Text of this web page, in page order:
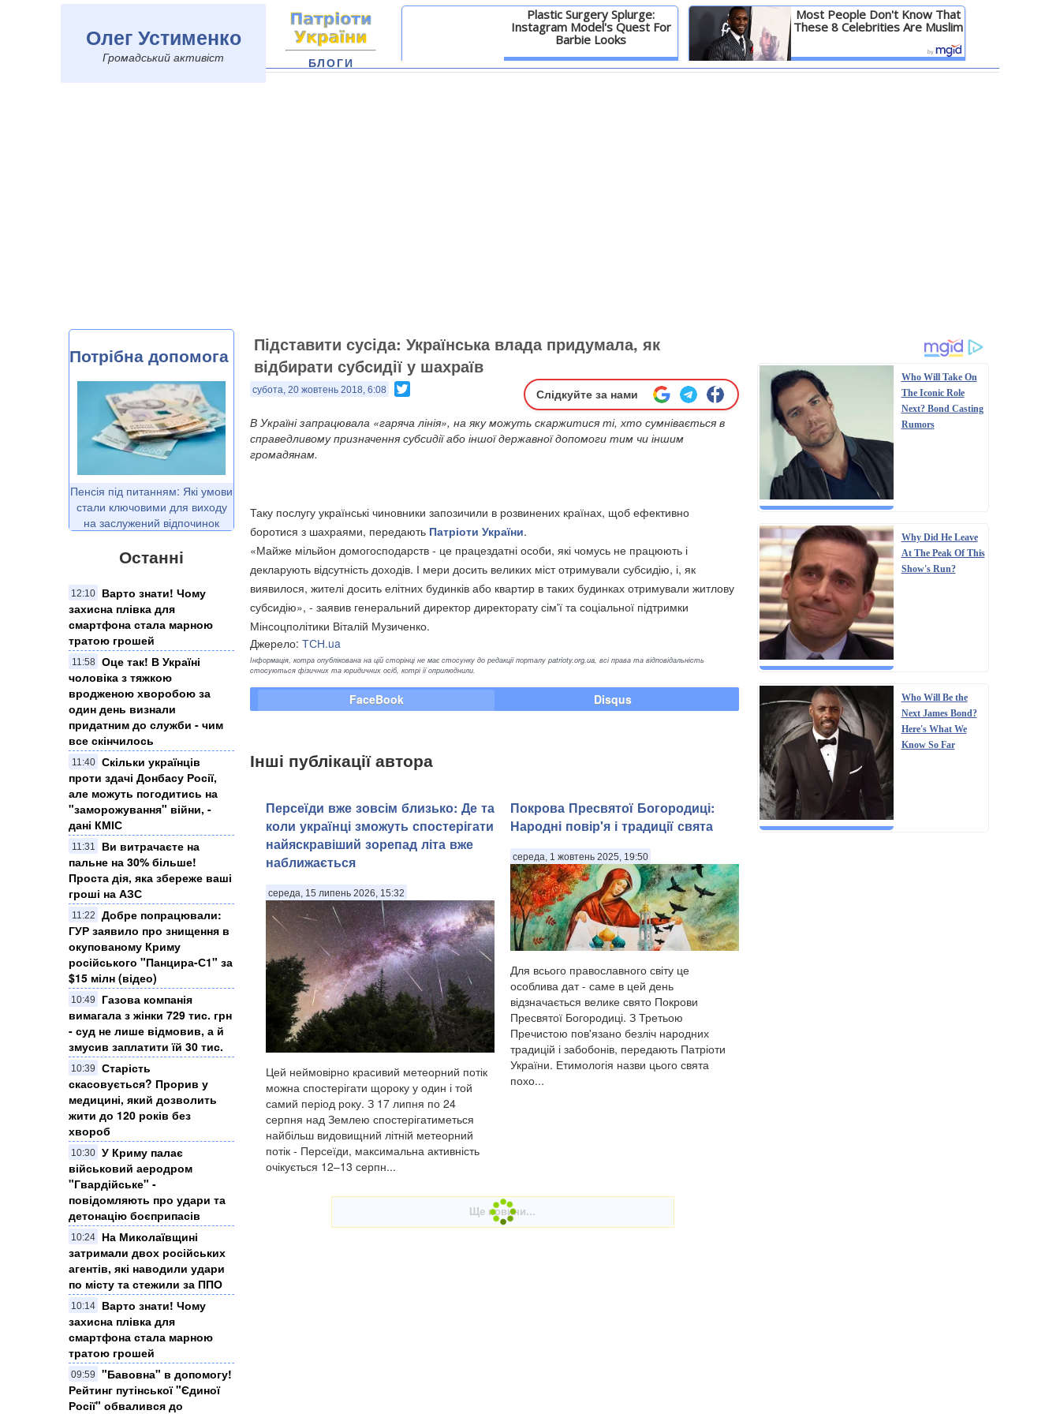
Олег Устименко
Громадський активіст
Plastic Surgery Splurge:
Instagram Model's Quest For
Barbie Looks
Детальніше
Most People Don't Know That
These 8 Celebrities Are Muslim
Детальніше
БЛОГИ
Потрібна допомога
Пенсія під питанням: Які умови
стали ключовими для виходу
на заслужений відпочинок
Останні
12:10
Варто знати! Чому
захисна плівка для
смартфона стала марною
тратою грошей
11:58
Оце так! В Україні
чоловіка з тяжкою
вродженою хворобою за
один день визнали
придатним до служби - чим
все скінчилось
11:40
Скільки українців
проти здачі Донбасу Росії,
але можуть погодитись на
"заморожування" війни, -
дані КМІС
11:31
Ви витрачаєте на
пальне на 30% більше!
Проста дія, яка збереже ваші
гроші на АЗС
11:22
Добре попрацювали:
ГУР заявило про знищення в
окупованому Криму
російського "Панцира-С1" за
$15 мілн (відео)
10:49
Газова компанія
вимагала з жінки 729 тис. грн
- суд не лише відмовив, а й
змусив заплатити їй 30 тис.
10:39
Старість
скасовується? Прорив у
медицині, який дозволить
жити до 120 років без
хвороб
10:30 У Криму палає
військовий аеродром
"Гвардійське" -
повідомляють про удари та
детонацію боєприпасів
10:24
На Миколаївщині
затримали двох російських
агентів, які наводили удари
по місту та стежили за ППО
10:14
Варто знати! Чому
захисна плівка для
смартфона стала марною
тратою грошей
09:59
"Бавовна" в допомогу!
Рейтинг путінської "Єдиної
Росії" обвалився до
Підставити сусіда: Українська влада придумала, як
відбирати субсидії у шахраїв
субота, 20 жовтень 2018, 6:08 Слідкуйте за нами
В Україні запрацювала «гаряча лінія», на яку можуть скаржитися ті, хто сумнівається в
справедливому призначення субсидії або іншої державної допомоги тим чи іншим
громадянам.
Таку послугу українські чиновники запозичили в розвинених країнах, щоб ефективно
боротися з шахраями, передають Патріоти України.
«Майже мільйон домогосподарств - це працездатні особи, які чомусь не працюють і
декларують відсутність доходів. І мери досить великих міст отримували субсидію, і, як
виявилося, жителі досить елітних будинків або квартир в таких будинках отримували житлову
субсидію», - заявив генеральний директор директорату сім'ї та соціальної підтримки
Мінсоцполітики Віталій Музиченко.
Джерело: ТСН.ua
Інформація, котра опублікована на цій сторінці не має стосунку до редакції порталу patrioty.org.ua, всі права та відповідальність
стосуються фізичних та юридичних осіб, котрі її оприлюднили.
FaceBook Disqus
Інші публікації автора
Персеїди вже зовсім близько: Де та
коли українці зможуть спостерігати
найяскравіший зорепад літа вже
наближається
середа, 15 липень 2026, 15:32
Цей неймовірно красивий метеорний потік
можна спостерігати щороку у один і той
самий період року. З 17 липня по 24
серпня над Землею спостерігатиметься
найбільш видовищний літній метеорний
потік - Персеїди, максимальна активність
очікується 12–13 серпн...
Покрова Пресвятої Богородиці:
Народні повір'я і традиції свята
середа, 1 жовтень 2025, 19:50
Для всього православного світу це
особлива дат - саме в цей день
відзначається велике свято Покрови
Пресвятої Богородиці. З Третьою
Пречистою пов'язано безліч народних
традицій і забобонів, передають Патріоти
України. Етимологія назви цього свята
похо...
Who Will Take On
The Iconic Role
Next? Bond Casting
Rumors
Why Did He Leave
At The Peak Of This
Show's Run?
Who Will Be the
Next James Bond?
Here's What We
Know So Far